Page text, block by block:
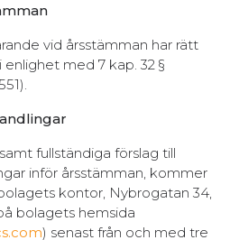
vid årsstämman har rätt
med 7 kap. 32 §
fullständiga förslag till
inför årsstämman, kommer
kontor, Nybrogatan 34,
bolagets hemsida
) senast från och med tre